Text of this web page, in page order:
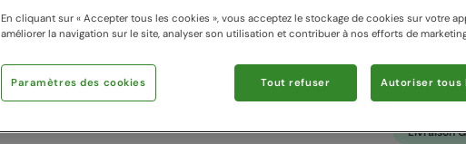
103,99 €
Voir
Livraison
En cliquant sur « Accepter tous les cookies », vous acceptez le stockage de cookies sur votre
améliorer la navigation sur le site, analyser son utilisation et contribuer à nos efforts de
Paramètres des cookies Tout refuser Autoriser tous